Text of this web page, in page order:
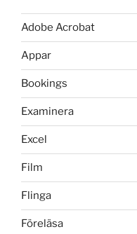
Adobe Acrobat
Appar
Bookings
Examinera
Excel
Film
Flinga
Föreläsa